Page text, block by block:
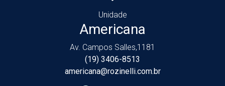
Unidade
Americana
Av. Campos Salles,1181
(19) 3406-8513
americana@rozinelli.com.br